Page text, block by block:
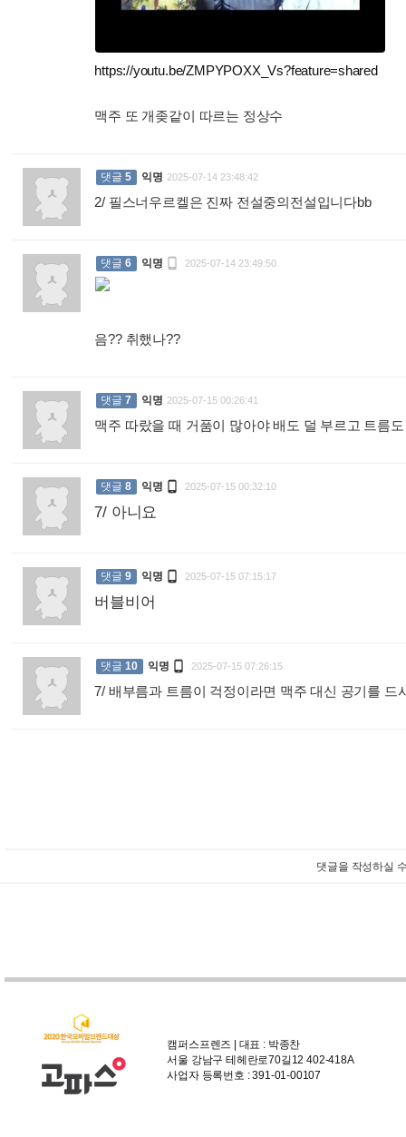
https://youtu.be/ZMPYPOXX_Vs?feature=shared
맥주 또 개좆같이 따르는 정상수
댓글 5 익명 2025-07-14 23:48:42
2/ 필스너우르켈은 진짜 전설중의전설입니다bb
댓글 6 익명  2025-07-14 23:49:50
음?? 취했나??
댓글 7 익명 2025-07-15 00:26:41
맥주 따랐을 때 거품이 많아야 배도 덜 부르고 트름
댓글 8 익명  2025-07-15 00:32:10
7/ 아니요
댓글 9 익명  2025-07-15 07:15:17
버블비어
댓글 10 익명  2025-07-15 07:26:15
7/ 배부름과 트름이 걱정이라면 맥주 대신 공기를 드
댓글을 작성하실
캠퍼스프렌즈 | 대표 : 박종찬
서울 강남구 테헤란로70길12 402-418A
사업자 등록번호 : 391-01-00107